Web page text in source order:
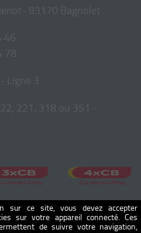
sur ce site, vous devez accepter
sur votre appareil connecté. Ces
de suivre votre navigation,
93170 Bagnolet
46
78
Ligne 3
221, 318 ou 351 -